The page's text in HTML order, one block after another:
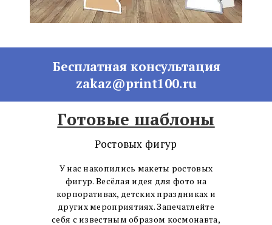
Бесплатная консультация
zakaz@print100.ru
Готовые шаблоны
Ростовых фигур
У нас накопились макеты ростовых
фигур. Весёлая идея для фото на
корпоративах, детских праздниках и
других мероприятиях. Запечатлейте
себя с известным образом космонавта,